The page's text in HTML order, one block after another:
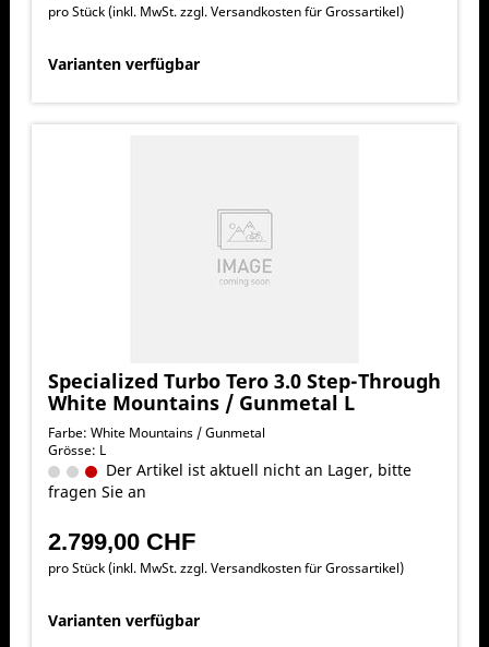
pro Stück (inkl. MwSt. zzgl.Versandkosten für Grossartikel)
Varianten verfügbar
Specialized Turbo Tero 3.0 Step-Through
White Mountains / Gunmetal L
Farbe: White Mountains / Gunmetal
Grösse: L
Der Artikel ist aktuell nicht an Lager, bitte
fragen Sie an
2.799,00 CHF
pro Stück (inkl. MwSt. zzgl.Versandkosten für Grossartikel)
Varianten verfügbar